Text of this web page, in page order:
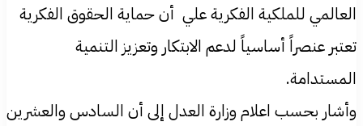
العالمي للملكية الفكرية علي أن حماية الحقوق الفكرية
تعتبر عنصراً أساسياً لدعم الابتكار وتعزيز التنمية
المستدامة.
وأشار بحسب اعلام وزارة العدل إلى أن السادس والعشرين